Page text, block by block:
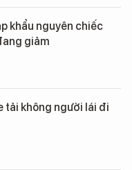
khẩu nguyên chiếc
giảm
tải không người lái đi